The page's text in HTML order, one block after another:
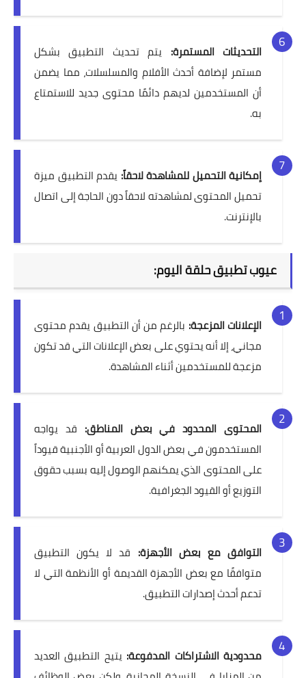
التحديثات المستمرة: يتم تحديث التطبيق بشكل
مستمر لإضافة أحدث الأفلام والمسلسلات، مما يضمن
أن المستخدمين لديهم دائمًا محتوى جديد للاستمتاع
به.
إمكانية التحميل للمشاهدة لاحقاً: يقدم التطبيق ميزة
تحميل المحتوى لمشاهدته لاحقاً دون الحاجة إلى اتصال
بالإنترنت.
عيوب تطبيق حلقة اليوم:
الإعلانات المزعجة: بالرغم من أن التطبيق يقدم محتوى
مجاني، إلا أنه يحتوي على بعض الإعلانات التي قد تكون
مزعجة للمستخدمين أثناء المشاهدة.
المحتوى المحدود في بعض المناطق: قد يواجه
المستخدمون في بعض الدول العربية أو الأجنبية قيوداً
على المحتوى الذي يمكنهم الوصول إليه بسبب حقوق
التوزيع أو القيود الجغرافية.
التوافق مع بعض الأجهزة: قد لا يكون التطبيق
متوافقًا مع بعض الأجهزة القديمة أو الأنظمة التي لا
تدعم أحدث إصدارات التطبيق.
محدودية الاشتراكات المدفوعة: يتيح التطبيق العديد